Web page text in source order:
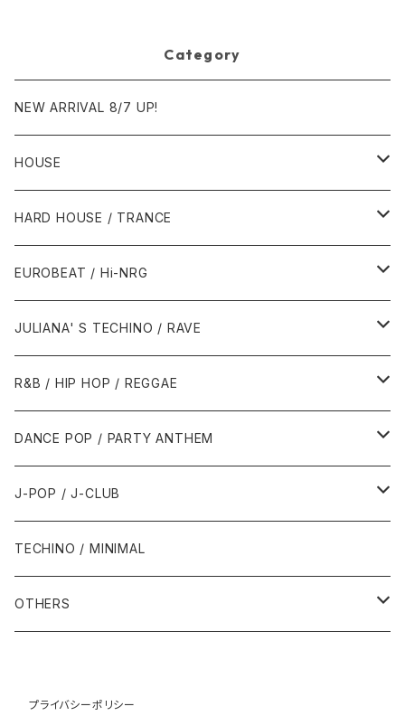
Category
NEW ARRIVAL 8/7 UP!
HOUSE
1980年代
1987年・以前
1988年
1990年代
1990年
1991年
1995年
1996年
2000年代
2000年
2001年
2005年
2010年代
2010年
2011年
HARD HOUSE / TRANCE
1990年代
1994年・以前
1995年
1999年
2000年代
2000年
2001年
2005年
EUROBEAT / Hi-NRG
1980年代
1986年・以前
1987年
1990年代
1990年
1991年
2000年代
JULIANA' S TECHINO / RAVE
1990年代
1990年
1991年
2000年代
2000年
2001年
R&B / HIP HOP / REGGAE
1980年代
1985年・以前
1986年
1990年代
1990年
1991年
1993年
2000年代
2000年
2002年
DANCE POP / PARTY ANTHEM
1980年代
1988年・以前
1989年
1990年代
1990年
1992年
2000年代
2001年
J-POP / J-CLUB
1980年代
1990年代
1991年
2000年
TECHINO / MINIMAL
OTHERS
1985年・以前
1990年代
プライバシーポリシー